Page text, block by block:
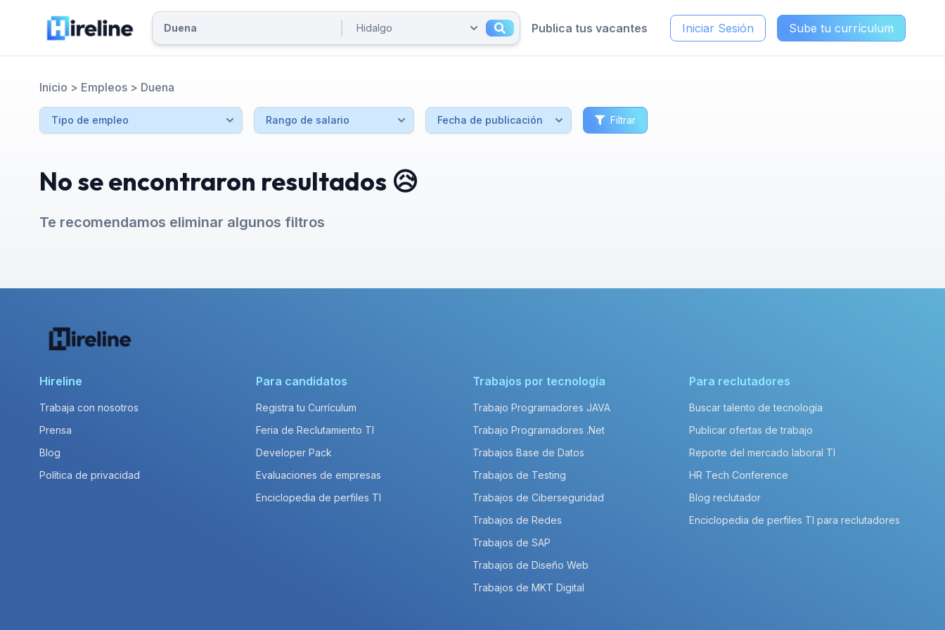
Publica tus vacantes Iniciar Sesión Sube tu currículum
Inicio > Empleos > Duena
Filtrar
No se encontraron resultados 😥
Te recomendamos eliminar algunos filtros
Hireline
Trabaja con nosotros
Prensa
Blog
Política de privacidad
Para candidatos
Registra tu Currículum
Feria de Reclutamiento TI
Developer Pack
Evaluaciones de empresas
Enciclopedia de perfiles TI
Trabajos por tecnología
Trabajo Programadores JAVA
Trabajo Programadores .Net
Trabajos Base de Datos
Trabajos de Testing
Trabajos de Ciberseguridad
Trabajos de Redes
Trabajos de SAP
Trabajos de Diseño Web
Trabajos de MKT Digital
Para reclutadores
Buscar talento de tecnología
Publicar ofertas de trabajo
Reporte del mercado laboral TI
HR Tech Conference
Blog reclutador
Enciclopedia de perfiles TI para reclutadores